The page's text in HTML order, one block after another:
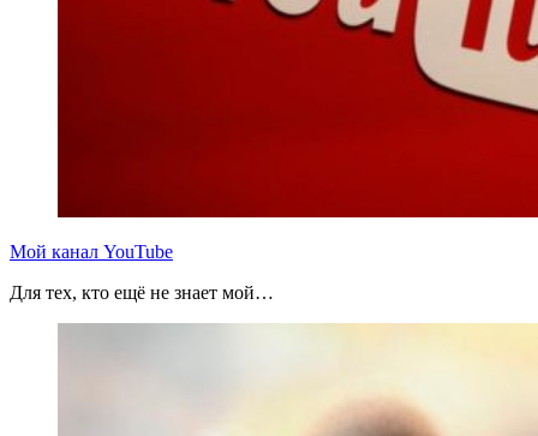
Мой канал YouTube
Для тех, кто ещё не знает мой…